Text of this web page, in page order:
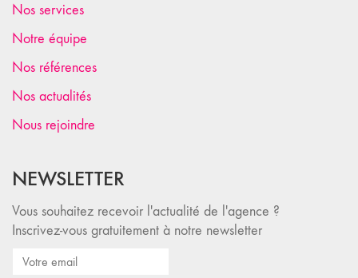
Nos services
Notre équipe
Nos références
Nos actualités
Nous rejoindre
NEWSLETTER
Vous souhaitez recevoir l'actualité de l'agence ?
Inscrivez-vous gratuitement à notre newsletter